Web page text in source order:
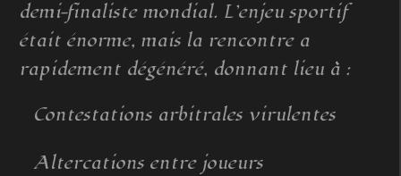
demi-finaliste mondial. L’enjeu sportif
était énorme, mais la rencontre a
rapidement dégénéré, donnant lieu à :
Contestations arbitrales virulentes
Altercations entre joueurs